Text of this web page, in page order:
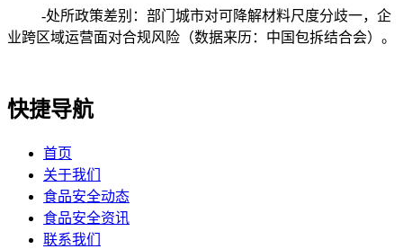
-处所政策差别：部门城市对可降解材料尺度分歧一，企
业跨区域运营面对合规风险（数据来历：中国包拆结合会）。
快捷导航
首页
关于我们
食品安全动态
食品安全资讯
联系我们